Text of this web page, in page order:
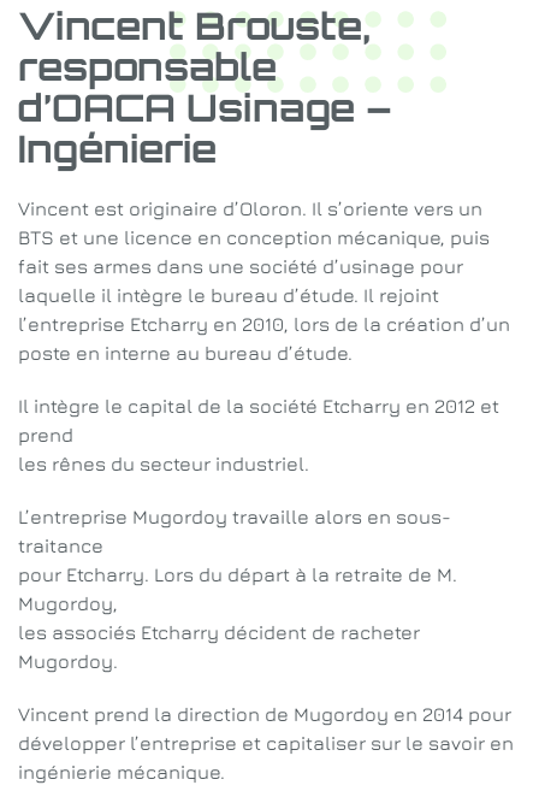
Vincent Brouste,
responsable
d’OACA Usinage –
Ingénierie
Vincent est originaire d’Oloron. Il s’oriente vers un
BTS et une licence en conception mécanique, puis
fait ses armes dans une société d’usinage pour
laquelle il intègre le bureau d’étude. Il rejoint
l’entreprise Etcharry en 2010, lors de la création d’un
poste en interne au bureau d’étude.
Il intègre le capital de la société Etcharry en 2012 et
prend
les rênes du secteur industriel.
L’entreprise Mugordoy travaille alors en sous-
traitance
pour Etcharry. Lors du départ à la retraite de M.
Mugordoy,
les associés Etcharry décident de racheter
Mugordoy.
Vincent prend la direction de Mugordoy en 2014 pour
développer l’entreprise et capitaliser sur le savoir en
ingénierie mécanique.